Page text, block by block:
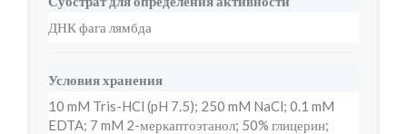
ДНК фага лямбда
Условия хранения
10 mM Tris-HCl (pH 7.5); 250 mM NaCl; 0.1 mM
EDTA; 7 mM 2-меркаптоэтанол; 50% глицерин;